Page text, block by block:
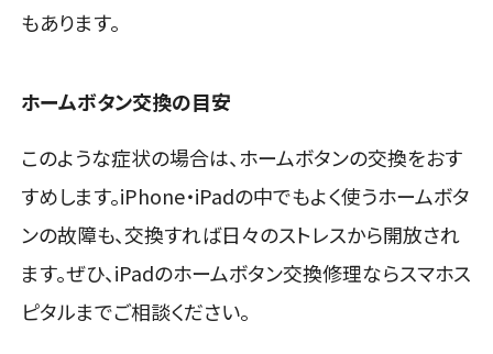
もあります。
ホームボタン交換の目安
このような症状の場合は、ホームボタンの交換をおす
すめします。iPhone・iPadの中でもよく使うホームボタ
ンの故障も、交換すれば日々のストレスから開放され
ます。ぜひ、iPadのホームボタン交換修理ならスマホス
ピタルまでご相談ください。